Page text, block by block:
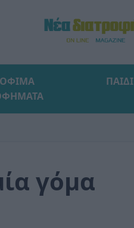
ΠΑΙΔΙ
γόμα